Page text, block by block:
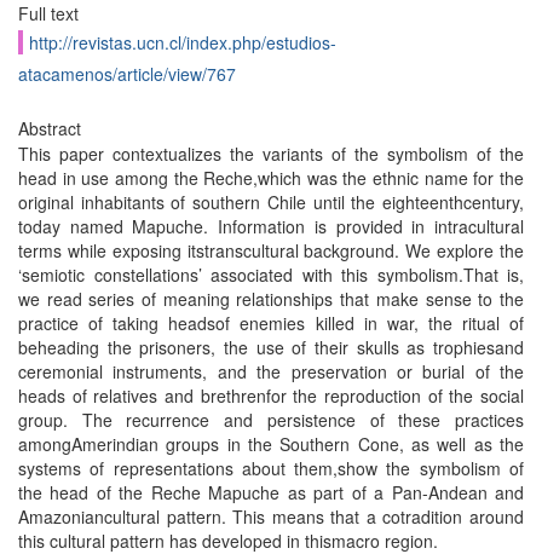
Full text
http://revistas.ucn.cl/index.php/estudios-
atacamenos/article/view/767
Abstract
This paper contextualizes the variants of the symbolism of the
head in use among the Reche,which was the ethnic name for the
original inhabitants of southern Chile until the eighteenthcentury,
today named Mapuche. Information is provided in intracultural
terms while exposing itstranscultural background. We explore the
‘semiotic constellations’ associated with this symbolism.That is,
we read series of meaning relationships that make sense to the
practice of taking headsof enemies killed in war, the ritual of
beheading the prisoners, the use of their skulls as trophiesand
ceremonial instruments, and the preservation or burial of the
heads of relatives and brethrenfor the reproduction of the social
group. The recurrence and persistence of these practices
amongAmerindian groups in the Southern Cone, as well as the
systems of representations about them,show the symbolism of
the head of the Reche Mapuche as part of a Pan-Andean and
Amazoniancultural pattern. This means that a cotradition around
this cultural pattern has developed in thismacro region.